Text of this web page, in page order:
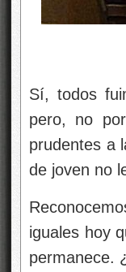
Sí, todos
pero, no
prudentes a
de joven no
iguales hoy
permanece.